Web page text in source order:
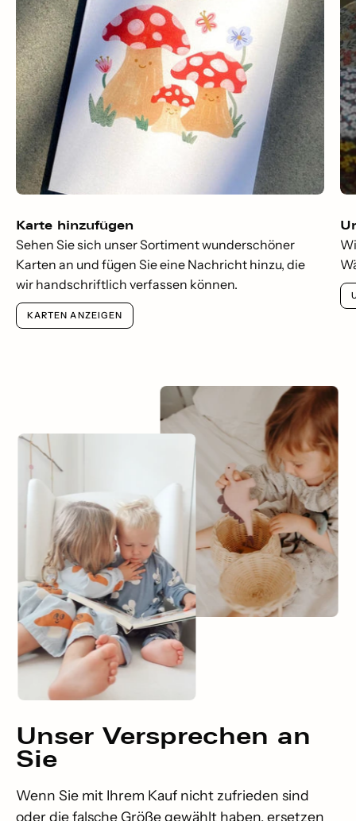
Karte hinzufügen
Sehen Sie sich unser Sortiment wunderschöner
Karten an und fügen Sie eine Nachricht hinzu, die
wir handschriftlich verfassen können.
KARTEN ANZEIGEN
Unser Versprechen an
Sie
Wenn Sie mit Ihrem Kauf nicht zufrieden sind
oder die falsche Größe gewählt haben, ersetzen